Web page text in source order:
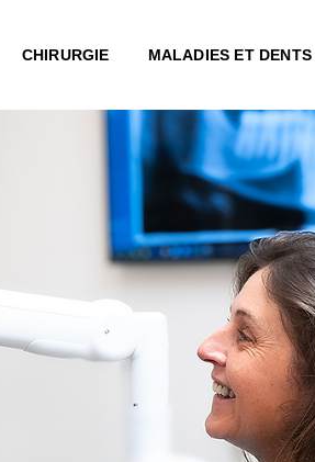
CHIRURGIE MALADIES ET DENTS